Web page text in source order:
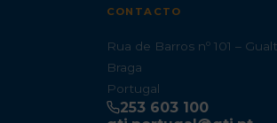
CONTACTO
Rua de Barros nº 101 –
Braga
Portugal
253 603 100